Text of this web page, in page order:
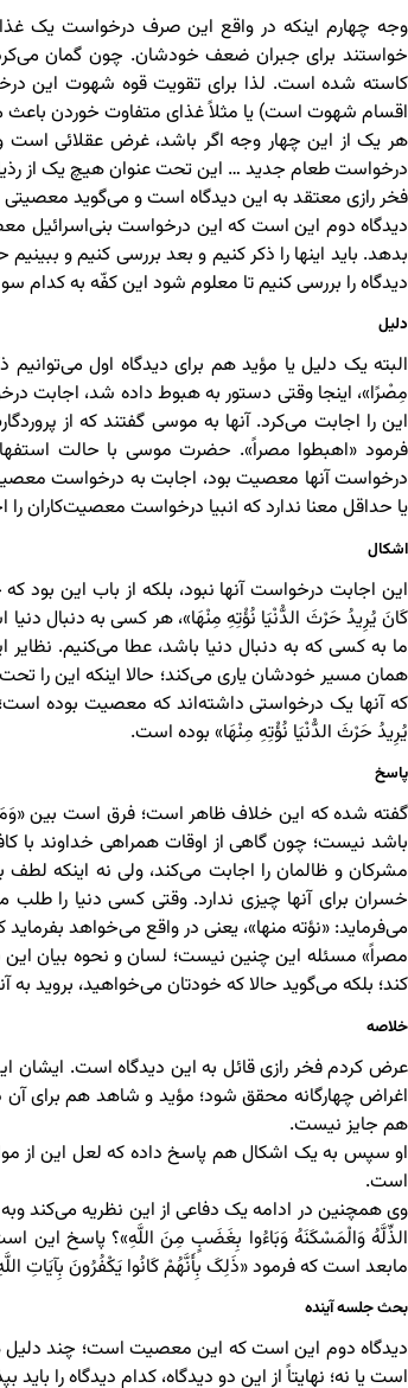
وجه چهارم اینکه در واقع این صرف درخواست یک
خواستند برای جبران ضعف خودشان. چون گمان
کاسته شده است. لذا برای تقویت قوه شهوت این
اقسام شهوت است) یا مثلاً غذای متفاوت خوردن
هر یک از این چهار وجه اگر باشد، غرض عقلائی
درخواست طعام جدید … این تحت عنوان هیچ یک از
فخر رازی معتقد به این دیدگاه است و می‌گوید معصیتی
دیدگاه دوم این است که این درخواست بنی‌اسرائیل
بدهد. باید اینها را ذکر کنیم و بعد بررسی کنیم و
دیدگاه را بررسی کنیم تا معلوم شود این کفّه به کدام
دلیل
البته یک دلیل یا مؤید هم برای دیدگاه اول
مِصْرًا»، اینجا وقتی دستور به هبوط داده شد، اجابت
این را اجابت می‌کرد. آنها به موسی گفتند که از
فرمود «اهبطوا مصراً». حضرت موسی با حالت
درخواست آنها معصیت بود، اجابت به درخواست
یا حداقل معنا ندارد که انبیا درخواست معصیت‌کاران
اشکال
این اجابت درخواست آنها نبود، بلکه از باب این
کَانَ یُرِیدُ حَرْثَ الدُّنْیَا نُؤْتِهِ مِنْهَا»، هر کسی به دنبال
ما به کسی که به دنبال دنیا باشد، عطا می‌کنیم. نظایر
همان مسیر خودشان یاری می‌کند؛ حالا اینکه این را
که آنها یک درخواستی داشته‌اند که معصیت بوده
یُرِیدُ حَرْثَ الدُّنْیَا نُؤْتِهِ مِنْهَا» بوده است.
پاسخ
گفته شده که این خلاف ظاهر است؛ فرق است بین «وَمَنْ
باشد نیست؛ چون گاهی از اوقات همراهی خداوند با
مشرکان و ظالمان را اجابت می‌کند، ولی نه اینکه
خسران برای آنها چیزی ندارد. وقتی کسی دنیا را طلب
می‌فرماید: «نؤته منها»، یعنی در واقع می‌خواهد
مصراً» مسئله این چنین نیست؛ لسان و نحوه بیان این
کند؛ بلکه می‌گوید حالا که خودتان می‌خواهید، بروید
خلاصه
عرض کردم فخر رازی قائل به این دیدگاه است. ایشان
اغراض چهارگانه محقق شود؛ مؤید و شاهد هم برای
هم جایز نیست.
او سپس به یک اشکال هم پاسخ داده که لعل این از
است.
وی همچنین در ادامه یک دفاعی از این نظریه می‌کند
الذِّلَّهُ وَالْمَسْکَنَهُ وَبَاءُوا بِغَضَبٍ مِنَ اللَّهِ»؟ پاسخ این
مابعد است که فرمود «ذَلِکَ بِأَنَّهُمْ کَانُوا یَکْفُرُونَ بِآیَاتِ
بحث جلسه آینده
دیدگاه دوم این است که این معصیت است؛ چند دلیل هم
است یا نه؛ نهایتاً از این دو دیدگاه، کدام دیدگاه را باید